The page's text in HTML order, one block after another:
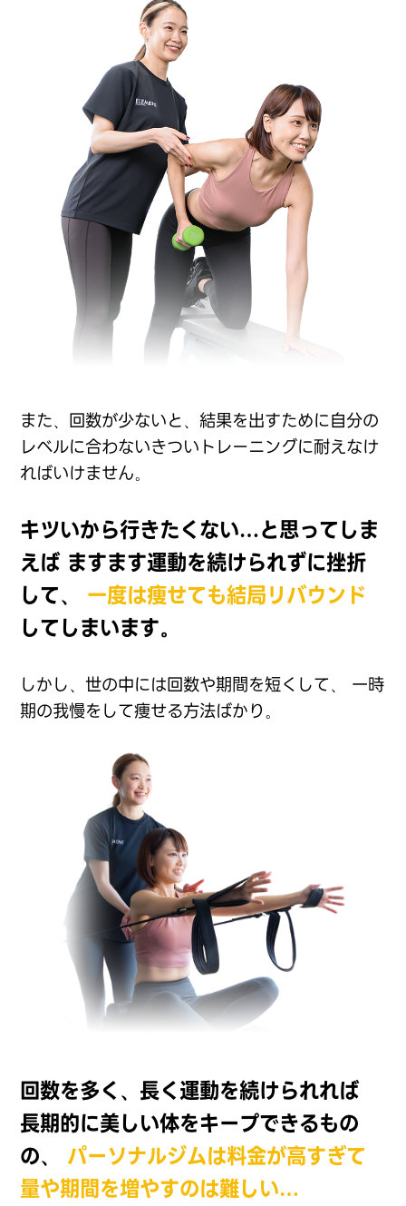
また、回数が少ないと、結果を出すために自分の
レベルに合わないきついトレーニングに耐えなけ
ればいけません。
回数を多く、長く運動を続けられれば
長期的に美しい体をキープできるもの
の、
パーソナルジムは料金が高すぎて
量や期間を増やすのは難しい…
キツいから行きたくない…と思ってしま
えば ますます運動を続けられずに挫折
して、
一度は痩せても結局リバウンド
してしまいます。
しかし、世の中には回数や期間を短くして、
一時
期の我慢をして痩せる方法ばかり。